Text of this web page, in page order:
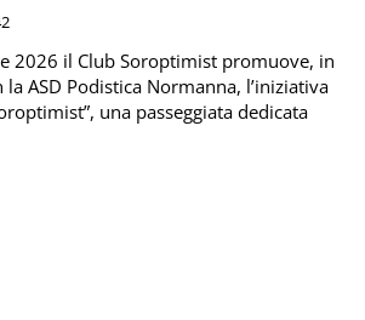
2026 il Club Soroptimist promuove, in
ASD Podistica Normanna, l’iniziativa
una passeggiata dedicata